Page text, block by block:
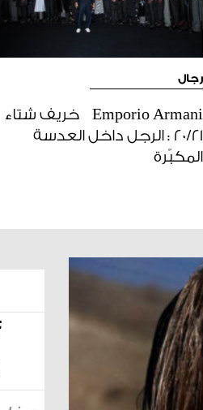
رجال
Emporio Armani خريف شتاء
20/21 : الرجل داخل العدسة
المكبّرة